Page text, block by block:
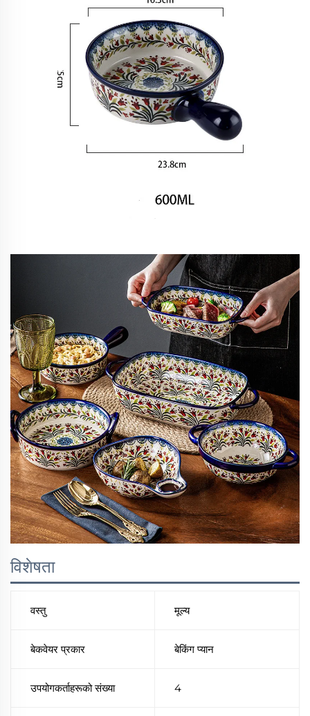
विशेषता
वस्तु मूल्य
बेकवेयर प्रकार बेकिंग प्यान
उपयोगकर्ताहरूको संख्या 4